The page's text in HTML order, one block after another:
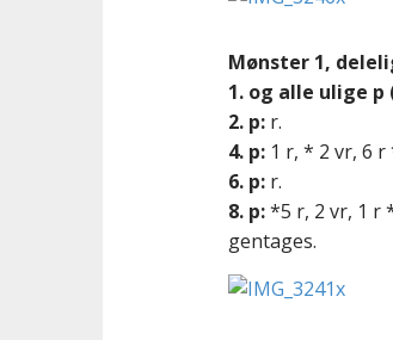
Mønster 1,
1. og alle ulige p
2. p: r.
4. p: 1 r, * 2 vr, 6
6. p: r.
8. p:*5 r, 2 vr, 1 r
gentages.